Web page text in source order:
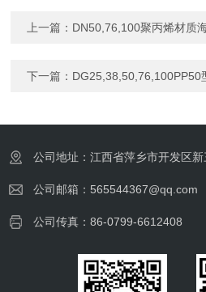
上一篇： DN50,76,100聚丙烯材质
下一篇： DG25,38,50,76,100PP50
公司地址：江西省萍乡市开发区
公司邮箱：565544367@qq.com
公司传真：86-0799-6612408